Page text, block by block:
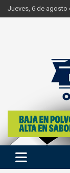
Skip
to
Jueves, 6 de agosto
Mundo
Si hay ruido de